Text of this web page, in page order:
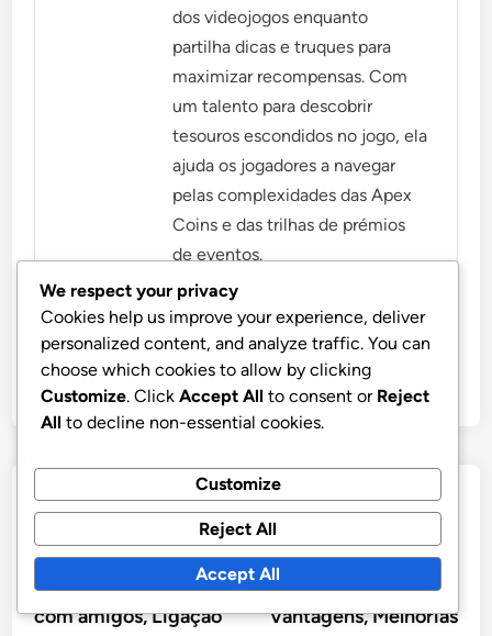
dos videojogos enquanto
partilha dicas e truques para
maximizar recompensas. Com
um talento para descobrir
tesouros escondidos no jogo, ela
ajuda os jogadores a navegar
pelas complexidades das Apex
Coins e das trilhas de prémios
de eventos.
More by Maxine Rivers
Post
navigation
Previous ArticlePrevious
article:
Cartão Presente Apex
Coins: Opções, Partilha
com amigos, Ligação
Next Article
Pacote Prime Gaming:
Impacto na
jogabilidade,
Vantagens, Melhorias
We respect your privacy
Cookies help us improve your experience, deliver
personalized content, and analyze traffic. You can
choose which cookies to allow by clicking
Customize. Click Accept All to consent or Reject
All to decline non-essential cookies.
Customize
Reject All
Accept All